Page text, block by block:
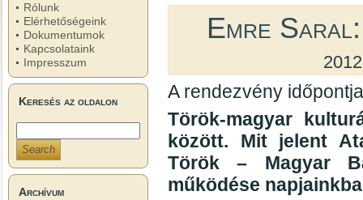
Rólunk
Elérhetőségeink
Dokumentumok
Kapcsolataink
Impresszum
Keresés az oldalon
Archívum
Emre
A rendezvény
Török-magyar
között. Mit jelent
Török – Magyar
működése